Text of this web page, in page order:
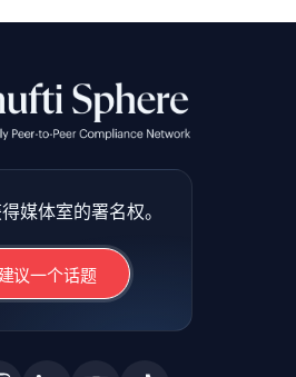
媒体室的署名权。
建议一个话题